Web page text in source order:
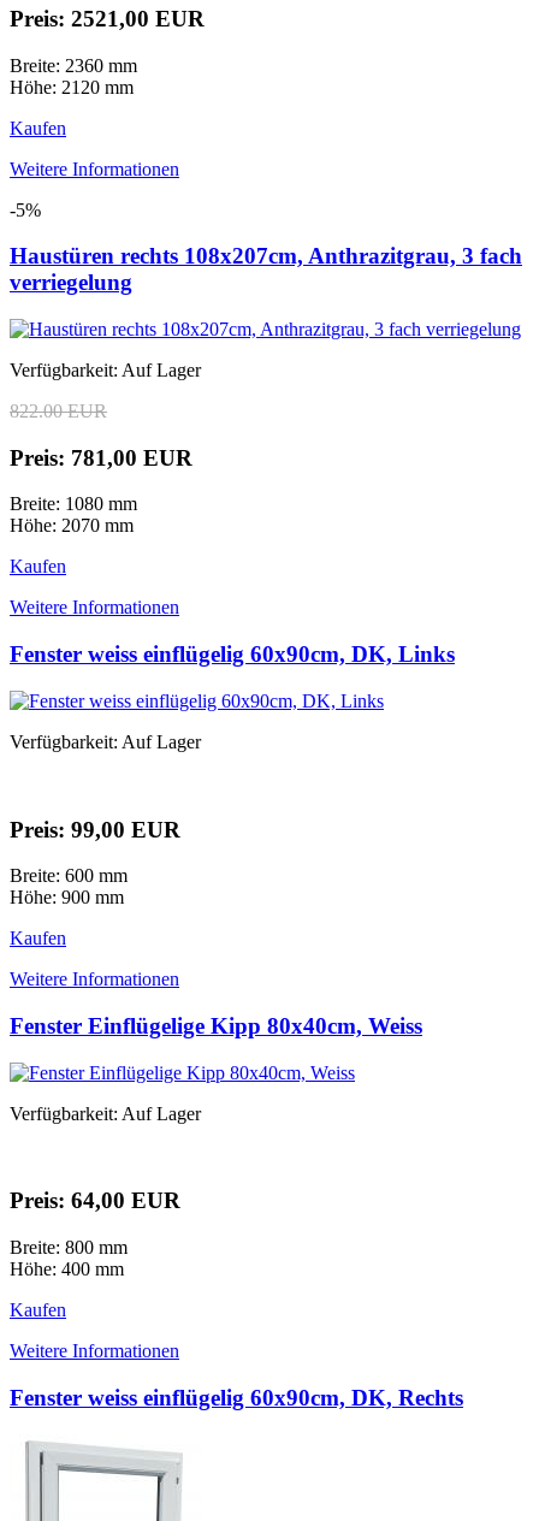
Preis: 2521,00 EUR
Breite: 2360 mm
Höhe: 2120 mm
Kaufen
Weitere Informationen
-5%
Haustüren rechts 108x207cm, Anthrazitgrau, 3 fach
verriegelung
Verfügbarkeit: Auf Lager
822.00 EUR
Preis: 781,00 EUR
Breite: 1080 mm
Höhe: 2070 mm
Kaufen
Weitere Informationen
Fenster weiss einflügelig 60x90cm, DK, Links
Verfügbarkeit: Auf Lager
Preis: 99,00 EUR
Breite: 600 mm
Höhe: 900 mm
Kaufen
Weitere Informationen
Fenster Einflügelige Kipp 80x40cm, Weiss
Verfügbarkeit: Auf Lager
Preis: 64,00 EUR
Breite: 800 mm
Höhe: 400 mm
Kaufen
Weitere Informationen
Fenster weiss einflügelig 60x90cm, DK, Rechts